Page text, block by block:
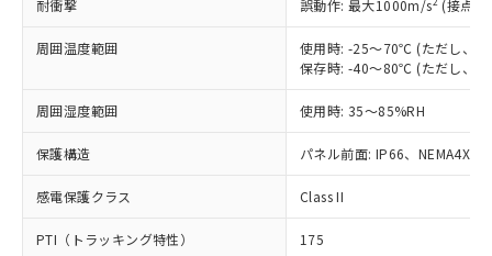
耐衝撃 誤動作: 最大1000m/s (接点
周囲温度範囲
使用時: -25～70℃ (ただし、氷
保存時: -40～80℃ (ただし、氷
周囲湿度範囲 使用時: 35～85%RH
保護構造 パネル前面: IP66、NEMA4X,
感電保護クラス Class II
PTI（トラッキング特性） 175
準価格とは異なる場合があることをご
正式な納期状況および標準価格はお客
様のお取引先、またはお客様担当のオ
ムロン制御機器販売店・当社販売員に
オムロン制御機器販売店や当社販売拠
販売ネットワーク
」をご確認
ください。
在庫状況および標準価格結果を当社の
事前の承諾なく第三者に漏洩または開
六価クロム(Cr(Ⅵ)) 1000ppm以下、ポリ臭化ビフェニル
類(PBB) 1000ppm以下、ポリ臭化ジフェニルエーテル類
(PBDE) 1000ppm以下、フタル酸ビス(2-エチルヘキシ
ル) (DEHP)(別名：DOP) 1000ppm以下、フタル酸ブチ
ルベンジル（BBP） 1000ppm以下、フタル酸ジブチル
（DBP） 1000ppm以下、フタル酸ジイソブチル
(DIBP) 1000ppm以下
フタル酸エステル類の４物質については閾値を超える意
図的な使用がないことを確認しています。
※2 対応予定月
Cr(Ⅵ)(六価クロム) : 1000ppm、 PBBs(ポリ臭化ビフェ
ニル類) : 1000ppm、 PBDEs(ポリ臭化ジフェニルエーテ
DBP(フタル酸ジブチル) : 1000ppm、 DIBP(フタル酸ジ
イソブチル) : 1000ppm、 BBP(フタル酸ブチルベンジ
ル) : 1000ppm、
DEHP(フタル酸ビス(2-エチルヘキシル)) : 1000ppm
※2 環境保護使用期限
「ｅ」：有害物質（10物質）のすべてが基
可)を取得するなどの必要な手続きを
当社は規制貨物を破棄する場合は、完
全に破砕するなど、違法に輸出されな
いよう必要な手段を講じます。
ル、化学兵器、生物兵器またはその他
武器並びにこれらの製造装置等に一切
使用いたしません。
当社は、貴社製品を第三者に販売する
場合は、上記1、2および3の内容を当
○ 一定数以上の在庫あり
一定数には満たないが在庫あり
在庫なし(最新の在庫状況につ
いては、お客様のお取引先、ま
たはお客様担当のオムロン制御
機器販売店・当社販売員にご確
認ください)